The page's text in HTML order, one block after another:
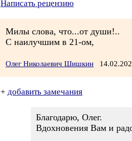
Написать рецензию
Милы слова, что...от души!..
С наилучшим в 21-ом,
Олег Николаевич Шишкин
+ добавить замечания
Благодарю, Олег.
Вдохновения Вам и